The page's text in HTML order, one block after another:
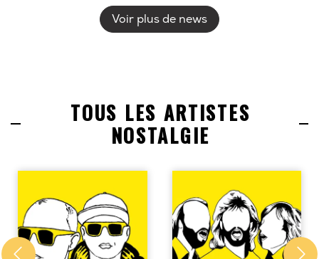
Voir plus de news
TOUS LES ARTISTES
NOSTALGIE